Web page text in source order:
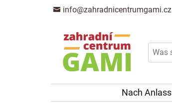
info@zahradnicentrumgami.cz
Nach Anlass